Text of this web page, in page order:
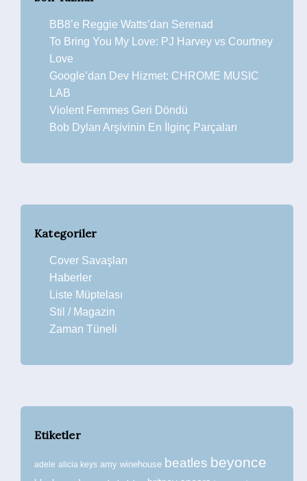
BB8’e Reggie Watts’dan Serenad
To Bring You My Love: PJ Harvey vs Courtney
Love
Google’dan Dev Hizmet: CHROME MUSIC
LAB
Violent Femmes Geri Döndü
Bob Dylan Arşivinin En İlginç Parçaları
Kategoriler
Cover Savaşları
Haberler
Liste Müptelası
Stil / Magazin
Zaman Tüneli
Etiketler
adele alicia keys amy winehouse beatles beyonce